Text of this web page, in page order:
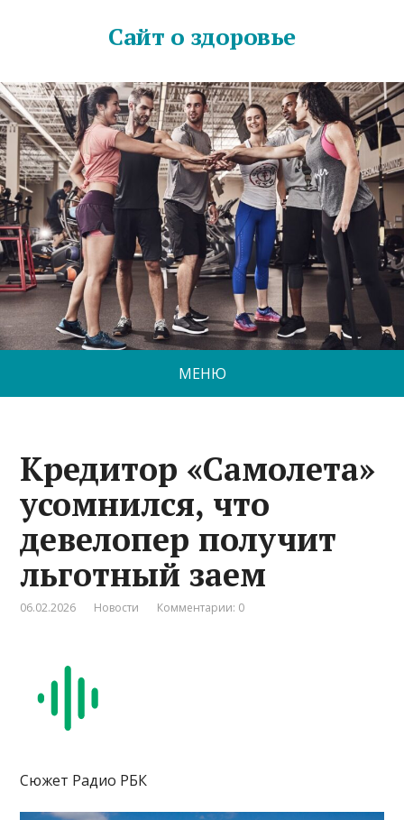
Сайт о здоровье
МЕНЮ
Кредитор «Самолета»
усомнился, что
девелопер получит
льготный заем
06.02.2026 Новости Комментарии: 0
Сюжет Радио РБК